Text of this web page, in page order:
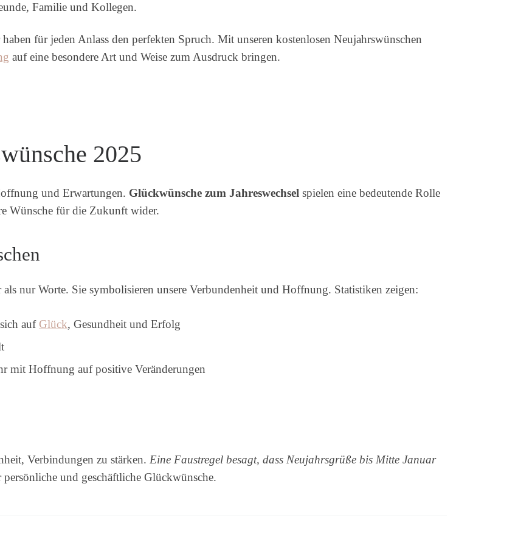
Familie und Kollegen.
für jeden Anlass den perfekten Spruch. Mit unseren kostenlosen Neujahrswünschen
auf eine besondere Art und Weise zum Ausdruck bringen.
2025
und Erwartungen. Glückwünsche zum Jahreswechsel spielen eine bedeutende Rolle
Wünsche für die Zukunft wider.
nur Worte. Sie symbolisieren unsere Verbundenheit und Hoffnung. Statistiken zeigen:
auf Glück, Gesundheit und Erfolg
mit Hoffnung auf positive Veränderungen
Verbindungen zu stärken. Eine Faustregel besagt, dass Neujahrsgrüße bis Mitte Januar
und geschäftliche Glückwünsche.